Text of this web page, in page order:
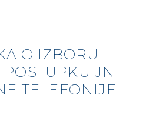
O IZBORU
JN
TELEFONIJE